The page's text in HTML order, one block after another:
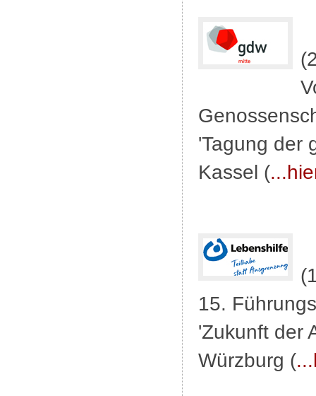
'Tagung der
Kassel (
15.
'Zukunft der
Würzburg (